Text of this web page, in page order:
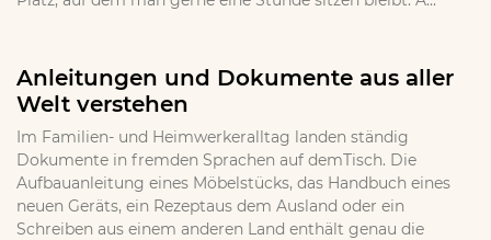
Anleitungen und Dokumente aus aller
Welt verstehen
Im Familien- und Heimwerkeralltag landen ständig
Dokumente in fremden Sprachen auf demTisch. Die
Aufbauanleitung eines Möbelstücks, das Handbuch eines
neuen Geräts, ein Rezeptaus dem Ausland oder ein
Schreiben aus einem anderen Land enthält genau die